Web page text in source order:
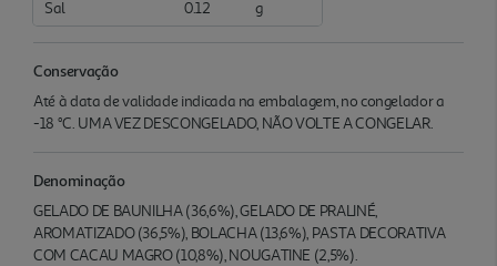
Sal
0.12 g
Conservação
Até à data de validade indicada na embalagem, no congelador a
-18 °C. UMA VEZ DESCONGELADO, NÃO VOLTE A CONGELAR.
Denominação
GELADO DE BAUNILHA (36,6%), GELADO DE PRALINÉ,
AROMATIZADO (36,5%), BOLACHA (13,6%), PASTA DECORATIVA
COM CACAU MAGRO (10,8%), NOUGATINE (2,5%).